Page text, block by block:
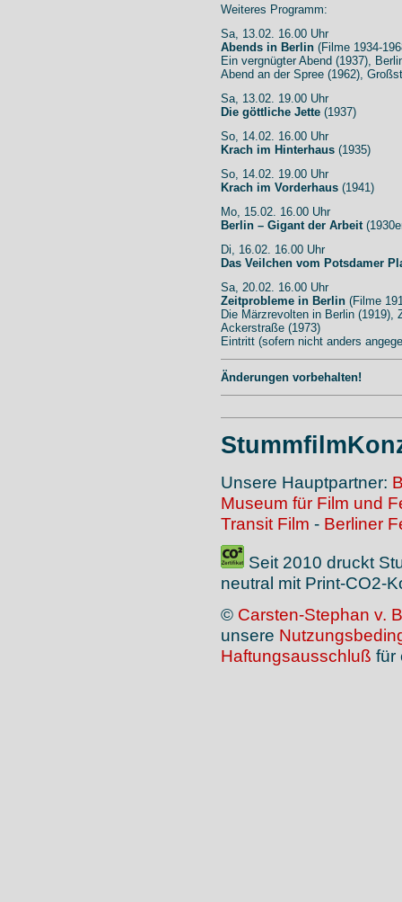
Weiteres Programm:
Sa, 13.02. 16.00 Uhr
Abends in Berlin (Filme 1934-
Ein vergnügter Abend (1937),
Abend an der Spree (1962),
Sa, 13.02. 19.00 Uhr
Die göttliche Jette (1937)
So, 14.02. 16.00 Uhr
Krach im Hinterhaus (1935)
So, 14.02. 19.00 Uhr
Krach im Vorderhaus (1941)
Mo, 15.02. 16.00 Uhr
Berlin – Gigant der Arbeit
Di, 16.02. 16.00 Uhr
Das Veilchen vom Potsdamer
Sa, 20.02. 16.00 Uhr
Zeitprobleme in Berlin (Filme
Die Märzrevolten in Berlin (1919),
Ackerstraße (1973)
Eintritt (sofern nicht anders
Änderungen vorbehalten!
Unsere Hauptpartner:
Museum für Film und
Transit Film - Berliner
Seit 2010 druckt
neutral mit Print-CO2-
© Carsten-Stephan v.
unsere
Haftungsausschluß für